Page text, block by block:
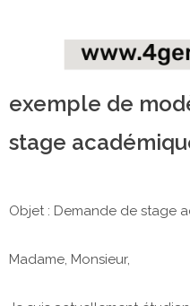
exemple de
stage
Objet : Demande de stage
Madame, Monsieur,